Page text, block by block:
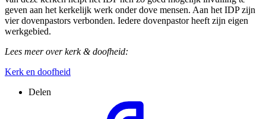
geven aan het kerkelijk werk onder dove mensen. Aan het IDP zijn
vier dovenpastors verbonden. Iedere dovenpastor heeft zijn eigen
werkgebied.
Lees meer over kerk & doofheid:
Kerk en doofheid
Delen